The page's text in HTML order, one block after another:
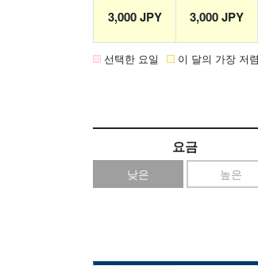
3,000 JPY 3,000 JPY
선택한 요일 이 달의 가장 저
요금
낮은 높은